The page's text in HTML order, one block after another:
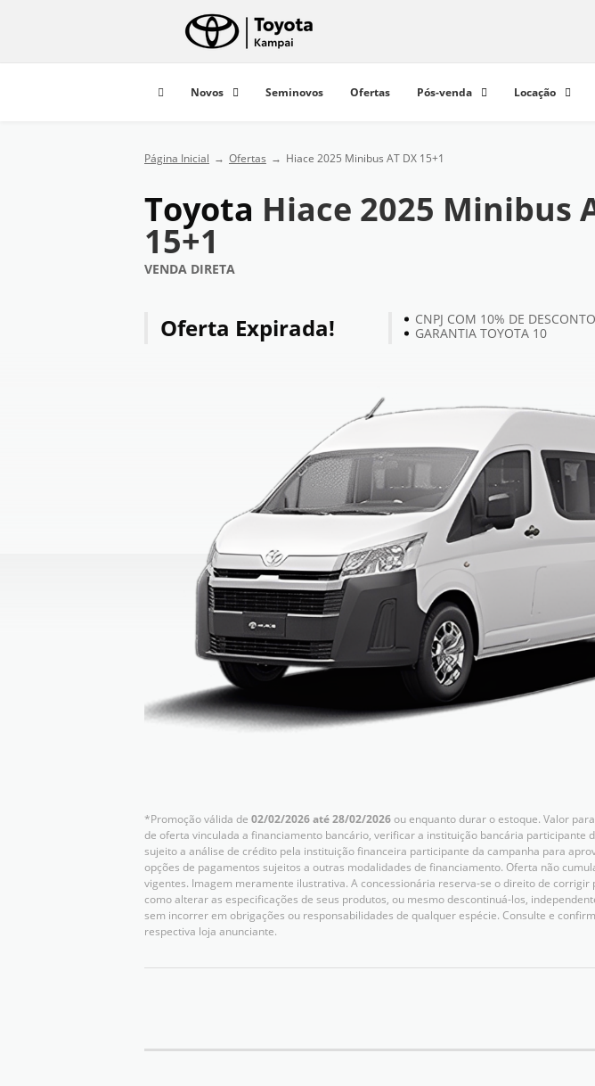
Novos Seminovos Ofertas Pós-venda Locação
Página Inicial Ofertas Hiace 2025 Minibus AT DX 15+1
Toyota Hiace 2025 Minibus
15+1
VENDA DIRETA
Oferta Expirada!
CNPJ COM 10% DE DESCONTO
GARANTIA TOYOTA 10
*Promoção válida de 02/02/2026 até 28/02/2026ou enquanto durar o estoque. Valor
de oferta vinculada a financiamento bancário, verificar a instituição bancária participante
sujeito a análise de crédito pela instituição financeira participante da campanha para
opções de pagamentos sujeitos a outras modalidades de financiamento. Oferta não
vigentes. Imagem meramente ilustrativa. A concessionária reserva-se o direito de corrigir
como alterar as especificações de seus produtos, ou mesmo descontinuá-los,
sem incorrer em obrigações ou responsabilidades de qualquer espécie. Consulte e
respectiva loja anunciante.